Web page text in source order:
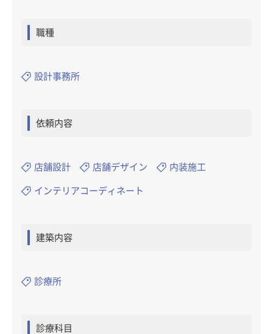
職種
設計事務所
依頼内容
店舗設計 店舗デザイン 内装施工
インテリアコーディネート
建築内容
診療所
診療科目